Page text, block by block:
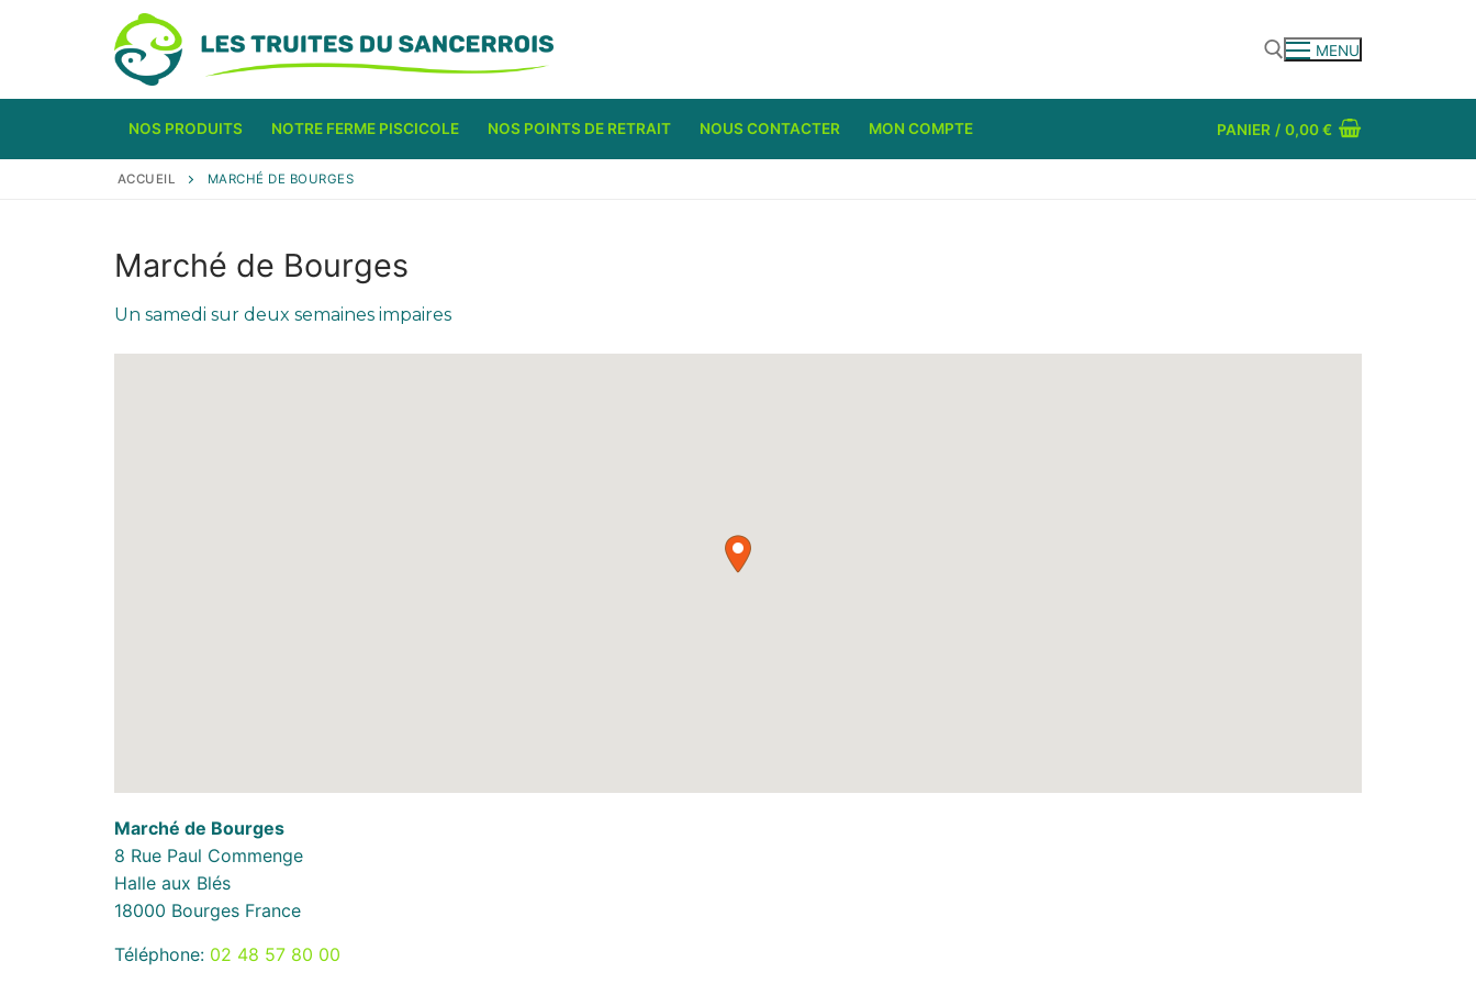
MENU
NOS PRODUITS NOTRE FERME PISCICOLE NOS POINTS DE RETRAIT NOUS CONTACTER MON COMPTE PANIER / 0,00€
ACCUEIL MARCHÉ DE BOURGES
Marché de Bourges
Un samedi sur deux semaines impaires
Marché de Bourges
8 Rue Paul Commenge
Halle aux Blés
18000 Bourges France
Téléphone: 02 48 57 80 00